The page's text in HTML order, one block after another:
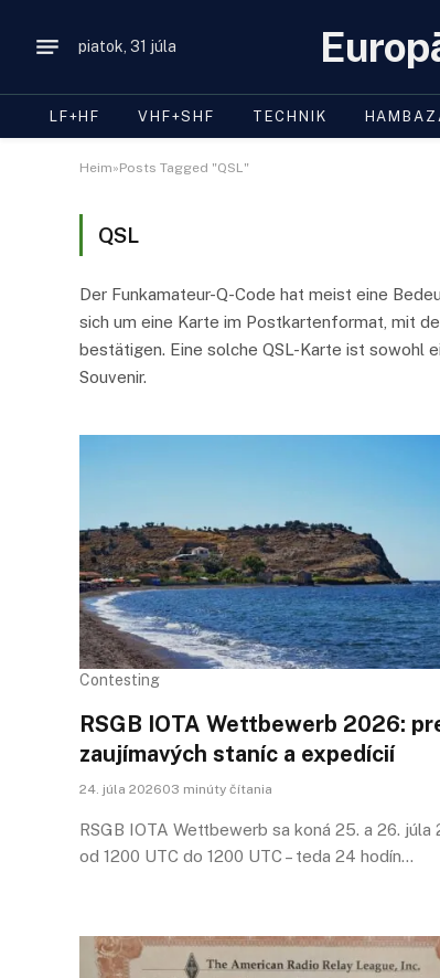
piatok, 31 júla
LF+HF VHF+SHF TECHNIK
Heim»Posts Tagged "QSL"
QSL
Der Funkamateur-Q-Code hat meist eine
sich um eine Karte im Postkartenformat, mit
bestätigen. Eine solche QSL-Karte ist sowohl
Souvenir.
Contesting
RSGB IOTA Wettbewerb 2026:
zaujímavých staníc a expedícií
24. júla 202603 minúty čítania
RSGB IOTA Wettbewerb sa koná 25. a 26. júla
od 1200 UTC do 1200 UTC – teda 24 hodín…